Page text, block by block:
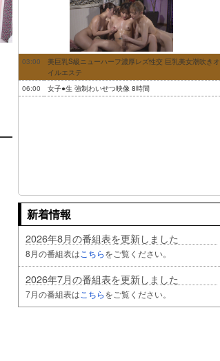
03:00
美巨乳S級ニューハーフ濃厚レズ性交 巨乳美女潮吹きオ
イルエステ
06:00
女子●生 強制わいせつ映像 8時間
新着情報
2026年8月の番組表を更新しました
8月の番組表は こちらをご覧ください。
2026年7月の番組表を更新しました
7月の番組表は こちらをご覧ください。